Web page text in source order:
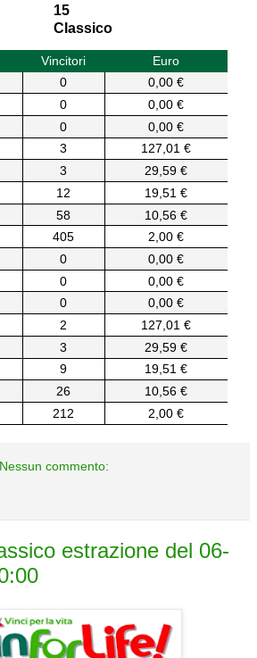
15
Classico
Vincitori
Euro
0
0,00 €
0
0,00 €
0
0,00 €
3
127,01 €
3
29,59 €
12
19,51 €
58
10,56 €
405
2,00 €
0
0,00 €
0
0,00 €
0
0,00 €
2
127,01 €
3
29,59 €
9
19,51 €
26
10,56 €
212 2,00 €
Nessun commento:
estrazione del 06-